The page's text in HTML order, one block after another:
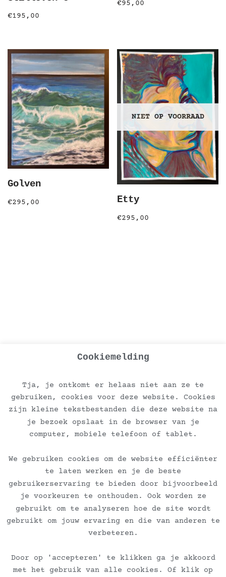
€195,00
€95,00
Golven
€295,00
NIET OP VOORRAAD
Etty
€295,00
Veelgestelde vragen
Algemene voorwaarden dienstverlening
Algemene voorwaarden kunstverkoop
Verzend en retourbeleid
Cookiemelding
Tja, je ontkomt er helaas niet aan ze te
gebruiken, cookies voor deze website. Cookies
zijn kleine tekstbestanden die deze website na
je bezoek opslaat in de browser van je
computer, mobiele telefoon of tablet.
We gebruiken cookies om de website efficiënter
te laten werken en je de beste
gebruikerservaring te bieden door bijvoorbeeld
je voorkeuren te onthouden. Ook worden ze
gebruikt om te analyseren hoe de site wordt
gebruikt om jouw ervaring en die van anderen te
verbeteren.
Door op 'accepteren' te klikken ga je akkoord
met het gebruik van alle cookies. Of klik op